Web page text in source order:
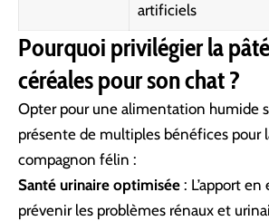
artificiels
Pourquoi privilégier la
céréales pour son chat ?
Opter pour une alimentation humide
présente de multiples bénéfices pour
compagnon félin :
Santé urinaire optimisée : L’apport
prévenir les problèmes rénaux et